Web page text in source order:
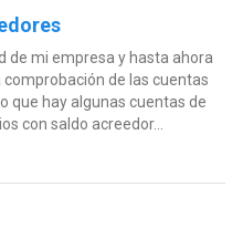
de mi empresa y hasta ahora
comprobación de las cuentas
que hay algunas cuentas de
con saldo acreedor...